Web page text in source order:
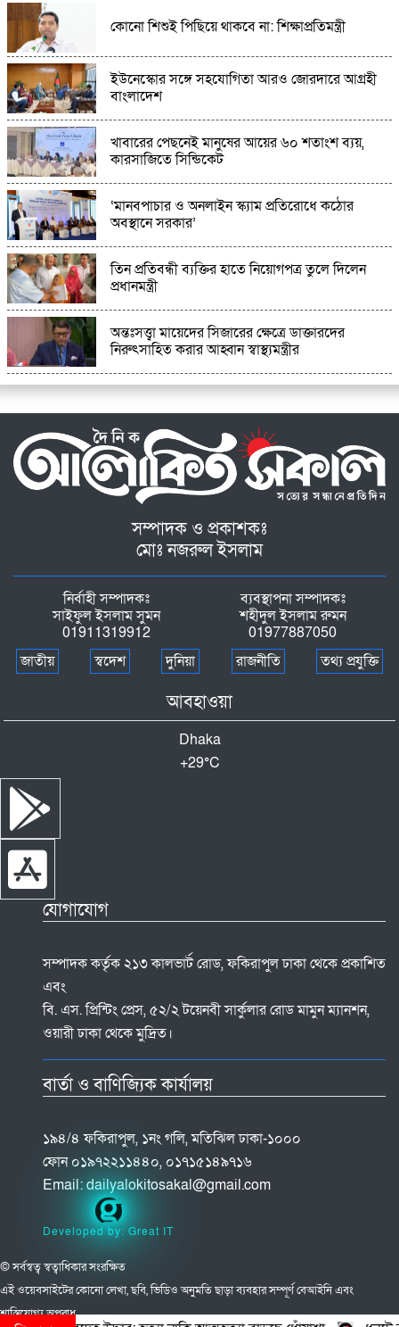
ঘুষের মাধ্যমে ওয়ারিশি সম্পত্তি দখলের অভিযোগে
আল্লারদর্গায় আধুনিক সড়ক-ড্রেন নির্মাণের উদ্বোধন
কোনো শিশুই পিছিয়ে থাকবে না: শিক্ষাপ্রতিমন্ত্রী
ইউনেস্কোর সঙ্গে সহযোগিতা আরও জোরদারে আগ্রহী
বাংলাদেশ
খাবারের পেছনেই মানুষের আয়ের ৬০ শতাংশ ব্যয়,
কারসাজিতে সিন্ডিকেট
‘মানবপাচার ও অনলাইন স্ক্যাম প্রতিরোধে কঠোর
অবস্থানে সরকার’
তিন প্রতিবন্ধী ব্যক্তির হাতে নিয়োগপত্র তুলে দিলেন
প্রধানমন্ত্রী
অন্তঃসত্ত্বা মায়েদের সিজারের ক্ষেত্রে ডাক্তারদের
নিরুৎসাহিত করার আহ্বান স্বাস্থ্যমন্ত্রীর
সম্পাদক ও প্রকাশকঃ
মোঃ নজরুল ইসলাম
নির্বাহী সম্পাদকঃ
সাইফুল ইসলাম সুমন
01911319912
ব্যবস্থাপনা সম্পাদকঃ
শহীদুল ইসলাম রুমন
01977887050
জাতীয়
স্বদেশ দুনিয়া রাজনীতি তথ্য প্রযুক্তি
আবহাওয়া
Dhaka
+29°C
যোগাযোগ
সম্পাদক কর্তৃক ২১৩ কালভার্ট রোড, ফকিরাপুল ঢাকা থেকে প্রকাশিত
এবং
বি. এস. প্রিন্টিং প্রেস, ৫২/২ টয়েনবী সার্কুলার রোড মামুন ম্যানশন,
ওয়ারী ঢাকা থেকে মুদ্রিত।
বার্তা ও বাণিজ্যিক কার্যালয়
১৯৪/৪ ফকিরাপুল, ১নং গলি, মতিঝিল ঢাকা-১০০০
ফোন ০১৯৭২২১১৪৪০, ০১৭১৫১৪৯৭১৬
Email:dailyalokitosakal@gmail.com
Developed by: Great IT
© সর্বস্বত্ব স্বত্বাধিকার সংরক্ষিত
এই ওয়েবসাইটের কোনো লেখা, ছবি, ভিডিও অনুমতি ছাড়া ব্যবহার সম্পূর্ণ বেআইনি এবং
শাস্তিযোগ্য অপরাধ